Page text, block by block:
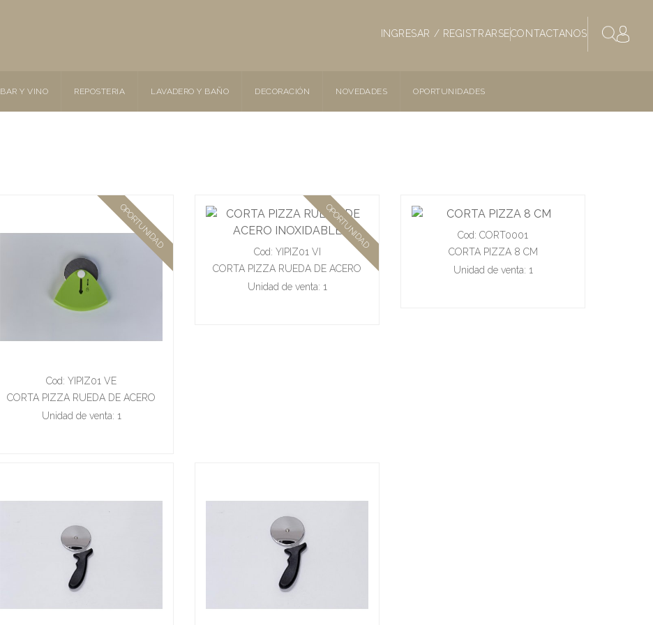
INGRESAR / REGISTRARSECONTACTANOS
BAR Y VINO REPOSTERIA LAVADERO Y BAÑO DECORACIÓN NOVEDADES OPORTUNIDADES
OPORTUNIDAD
Cod: YIPIZ01 VE
CORTA PIZZA RUEDA DE ACERO
INOXIDABLE
Unidad de venta: 1
OPORTUNIDAD
Cod: YIPIZ01 VI
CORTA PIZZA RUEDA DE ACERO
INOXIDABLE
Unidad de venta: 1
Cod: CORT0001
CORTA PIZZA 8 CM
Unidad de venta: 1